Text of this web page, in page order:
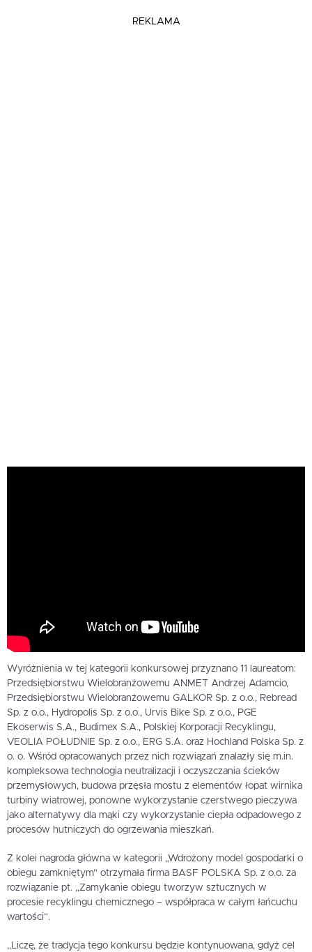
REKLAMA
Wyróżnienia w tej kategorii konkursowej przyznano 11 laureatom:
Przedsiębiorstwu Wielobranżowemu ANMET Andrzej Adamcio,
Przedsiębiorstwu Wielobranżowemu GALKOR Sp. z o.o., Rebread
Sp. z o.o., Hydropolis Sp. z o.o., Urvis Bike Sp. z o.o., PGE
Ekoserwis S.A., Budimex S.A., Polskiej Korporacji Recyklingu,
VEOLIA POŁUDNIE Sp. z o.o., ERG S.A. oraz Hochland Polska Sp. z
o. o. Wśród opracowanych przez nich rozwiązań znalazły się m.in.
kompleksowa technologia neutralizacji i oczyszczania ścieków
przemysłowych, budowa przęsła mostu z elementów łopat wirnika
turbiny wiatrowej, ponowne wykorzystanie czerstwego pieczywa
jako alternatywy dla mąki czy wykorzystanie ciepła odpadowego z
procesów hutniczych do ogrzewania mieszkań.
Z kolei nagroda główna w kategorii „Wdrożony model gospodarki o
obiegu zamkniętym” otrzymała firma BASF POLSKA Sp. z o.o. za
rozwiązanie pt. „Zamykanie obiegu tworzyw sztucznych w
procesie recyklingu chemicznego – współpraca w całym łańcuchu
wartości”.
„Liczę, że tradycja tego konkursu będzie kontynuowana, gdyż cel